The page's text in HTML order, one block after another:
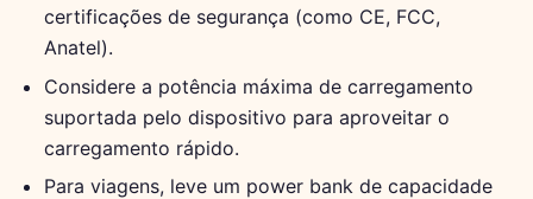
certificações de segurança (como CE, FCC,
Anatel).
Considere a potência máxima de carregamento
suportada pelo dispositivo para aproveitar o
carregamento rápido.
Para viagens, leve um power bank de capacidade